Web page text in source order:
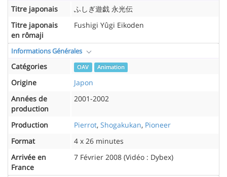
Titre japonais
ふしぎ遊戯 永光伝
Titre japonais
en rômaji
Fushigi Yûgi Eikoden
Informations Générales
Catégories OAV Animation
Origine
Japon
Années de
production
2001-2002
Production Pierrot, Shogakukan, Pioneer
Format
4 x 26 minutes
Arrivée en
France
7 Février 2008 (Vidéo : Dybex)